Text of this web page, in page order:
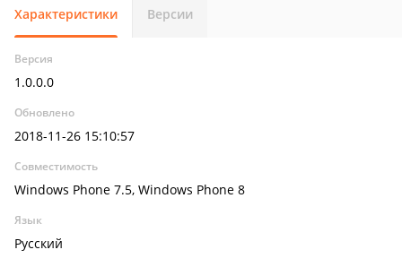
Характеристики Версии
Версия
1.0.0.0
Обновлено
2018-11-26 15:10:57
Совместимость
Windows Phone 7.5, Windows Phone 8
Язык
Русский